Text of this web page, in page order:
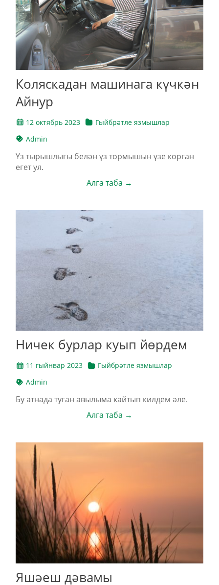
Коляскадан машинага күчкән
Айнур
12 октябрь 2023
Гыйбрәтле язмышлар
Admin
Үз тырышлыгы белән үз тормышын үзе корган
егет ул.
Алга таба →
Ничек бурлар куып йөрдем
11 гыйнвар 2023
Гыйбрәтле язмышлар
Admin
Бу атнада туган авылыма кайтып килдем әле.
Алга таба →
Яшәеш дәвамы